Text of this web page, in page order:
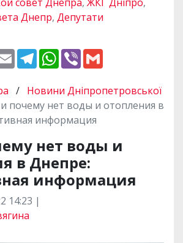
Днепр, Депутати
E
m
l
T
e
g
r
a
m
W
h
s
A
p
p
V
r l
/ Новини Дніпропетровської
почему нет воды и отопления в
информация
нет воды и
в Днепре:
информация
14:23 |